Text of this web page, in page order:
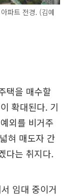
파트 전경. (김예
택을 매수할
확대된다. 기
외를 비거주
혀 매도자 간
다는 취지다.
임대 중이거